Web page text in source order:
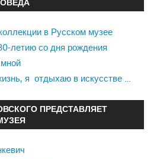
в Русском музее
летию со дня рождения
я отдыхаю в искусстве …
ПРЕДСТАВЛЯЕТ